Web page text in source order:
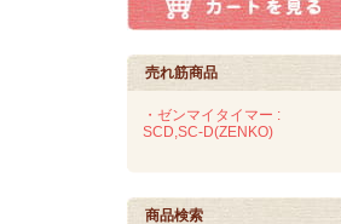
売れ筋商品
・ゼンマイタイマー :
SCD,SC-D(ZENKO)
商品検索